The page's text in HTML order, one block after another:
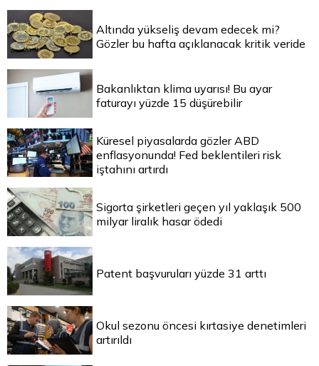
Altında yükseliş devam edecek mi?
Gözler bu hafta açıklanacak kritik veride
Bakanlıktan klima uyarısı! Bu ayar
faturayı yüzde 15 düşürebilir
Küresel piyasalarda gözler ABD
enflasyonunda! Fed beklentileri risk
iştahını artırdı
Sigorta şirketleri geçen yıl yaklaşık 500
milyar liralık hasar ödedi
Patent başvuruları yüzde 31 arttı
Okul sezonu öncesi kırtasiye denetimleri
artırıldı